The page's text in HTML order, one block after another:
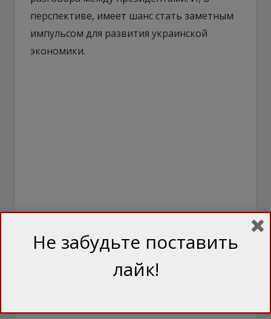
перспективе, имеет шанс стать заметным
импульсом для развития украинской
экономики.
Не забудьте поставить
лайк!